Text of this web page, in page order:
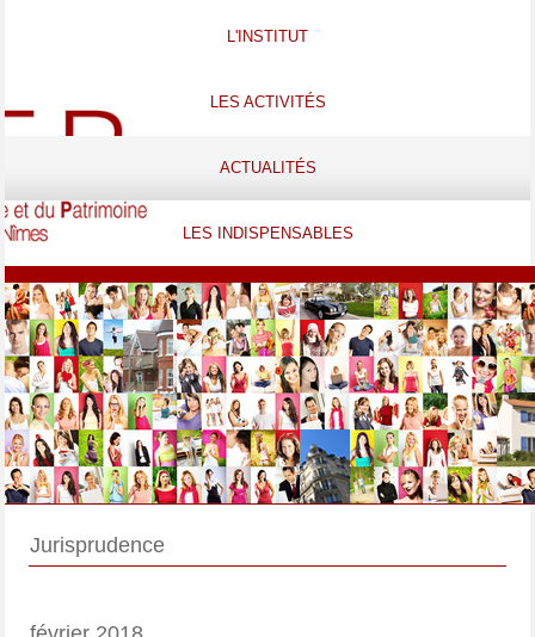
L'INSTITUT
LES ACTIVITÉS
ACTUALITÉS
LES INDISPENSABLES
Jurisprudence